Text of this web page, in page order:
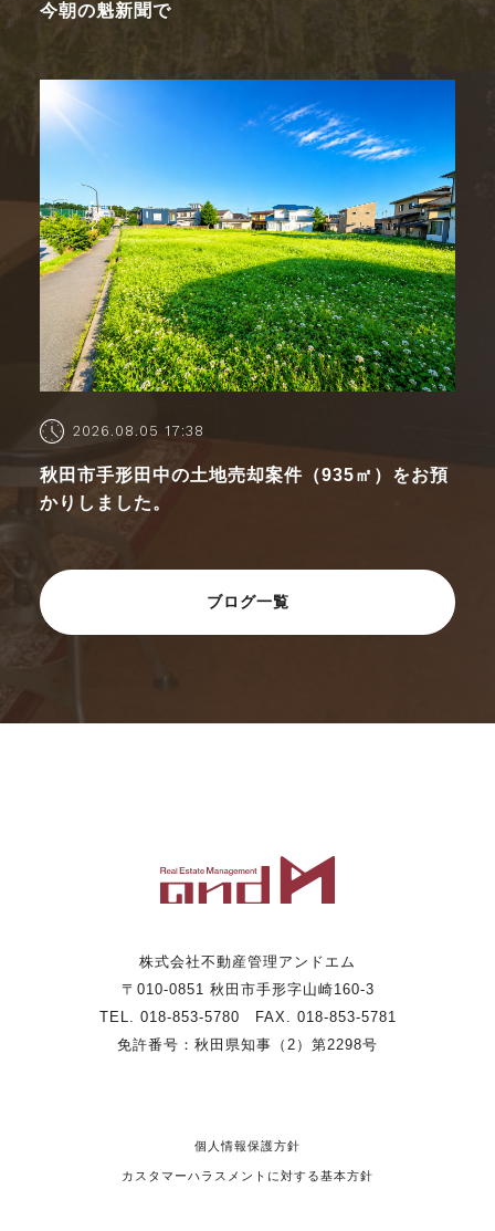
今朝の魁新聞で
2026.08.05 17:38
秋田市手形田中の土地売却案件（935㎡）をお預
かりしました。
ブログ一覧
株式会社不動産管理アンドエム
〒010-0851 秋田市手形字山崎160-3
TEL. 018-853-5780 FAX. 018-853-5781
免許番号：秋田県知事（2）第2298号
個人情報保護方針
カスタマーハラスメントに対する基本方針